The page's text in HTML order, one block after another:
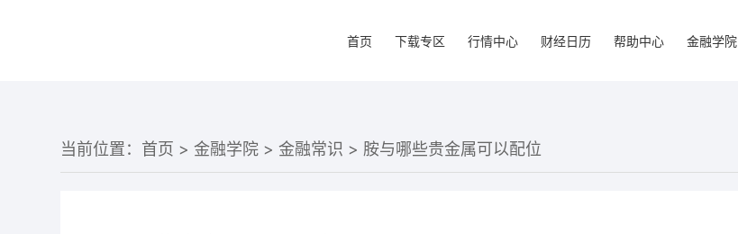
首页 下载专区 行情中心 财经日历 帮助中心 金融学院
当前位置： 首页 >金融学院 >金融常识 > 胺与哪些贵金属可以配位